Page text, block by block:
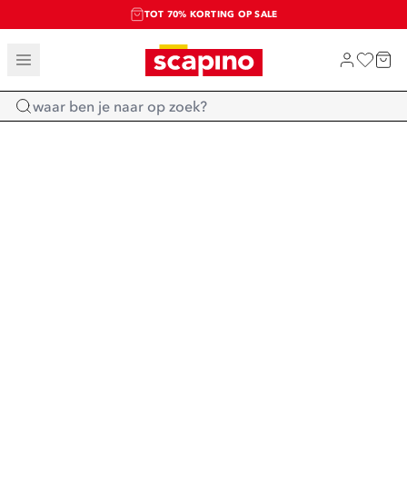
TOT 70% KORTING OP SALE
SALE: LAATSTE KANS!
SHOP NIEUW
Home